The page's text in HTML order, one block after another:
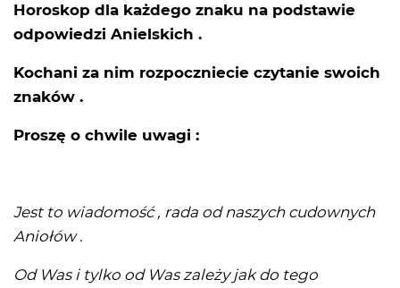
Horoskop dla każdego znaku na podstawie
odpowiedzi Anielskich .
Kochani za nim rozpoczniecie czytanie swoich
znaków .
Proszę o chwile uwagi :
Jest to wiadomość , rada od naszych cudownych
Aniołów .
Od Was i tylko od Was zależy jak do tego